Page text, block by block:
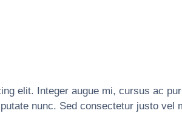
elit. Integer augue mi, cursus ac
nunc. Sed consectetur justo